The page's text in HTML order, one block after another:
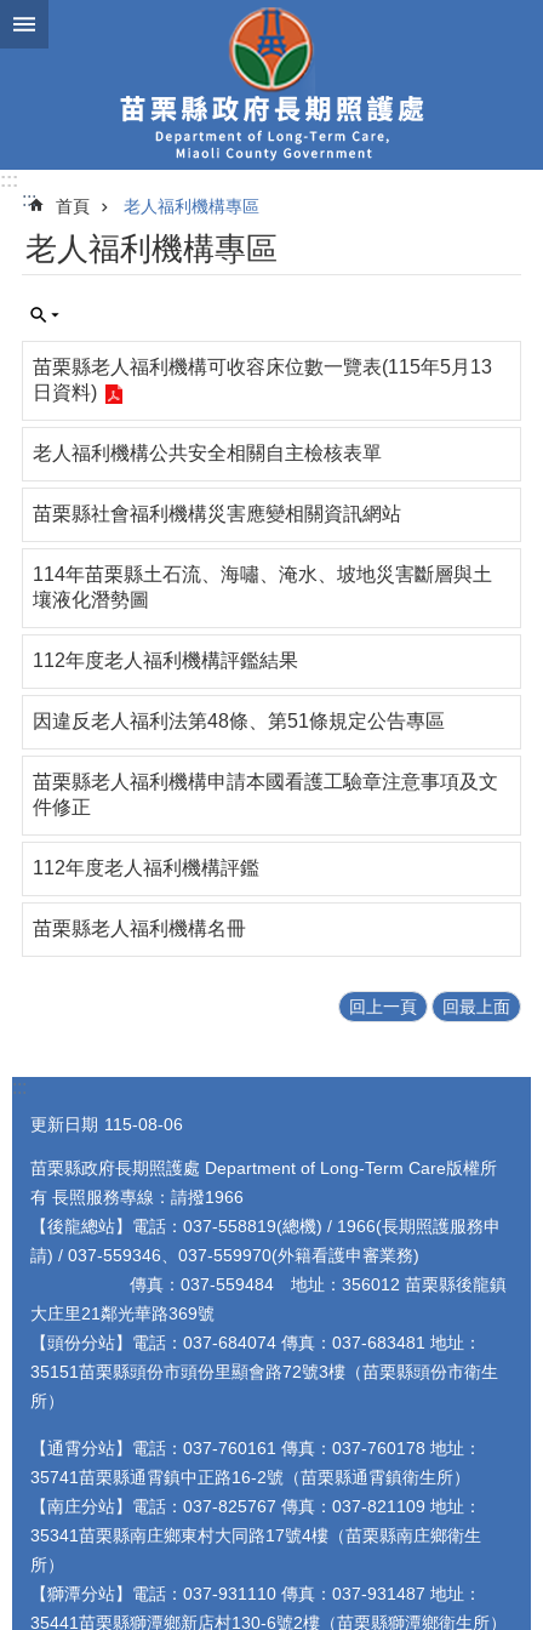
跳到主要內容區塊
:::
:::
首頁 老人福利機構專區
老人福利機構專區
苗栗縣老人福利機構可收容床位數一覽表(115年5月13
日資料)
老人福利機構公共安全相關自主檢核表單
苗栗縣社會福利機構災害應變相關資訊網站
114年苗栗縣土石流、海嘯、淹水、坡地災害斷層與土
壤液化潛勢圖
112年度老人福利機構評鑑結果
因違反老人福利法第48條、第51條規定公告專區
苗栗縣老人福利機構申請本國看護工驗章注意事項及文
件修正
112年度老人福利機構評鑑
苗栗縣老人福利機構名冊
回上一頁 回最上面
:::
更新日期 115-08-06
苗栗縣政府長期照護處 Department of Long-Term Care版權所
有 長照服務專線：請撥1966
【後龍總站】電話：037-558819(總機) / 1966(長期照護服務申
請) / 037-559346、037-559970(外籍看護申審業務)
傳真：037-559484 地址：356012 苗栗縣後龍鎮
大庄里21鄰光華路369號
【頭份分站】電話：037-684074 傳真：037-683481 地址：
35151苗栗縣頭份市頭份里顯會路72號3樓（苗栗縣頭份市衛生
所）
【通霄分站】電話：037-760161 傳真：037-760178 地址：
35741苗栗縣通霄鎮中正路16-2號（苗栗縣通霄鎮衛生所）
【南庄分站】電話：037-825767 傳真：037-821109 地址：
35341苗栗縣南庄鄉東村大同路17號4樓（苗栗縣南庄鄉衛生
所）
【獅潭分站】電話：037-931110 傳真：037-931487 地址：
35441苗栗縣獅潭鄉新店村130-6號2樓（苗栗縣獅潭鄉衛生所）